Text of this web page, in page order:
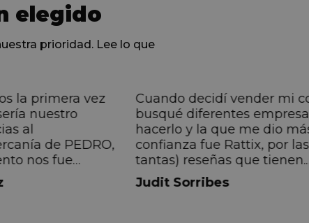
elegido
prioridad. Lee lo que
la primera vez
nuestro
al
de PEDRO,
nos fue
muy directa, de
teníamos que
Cuando decidí vender mi
busqué diferentes
hacerlo y la que me dio
confianza fue Rattix, por
tantas) reseñas que tienen.
Realmente la experiencia
muy buena, Carolina ha
Judit Sorribes